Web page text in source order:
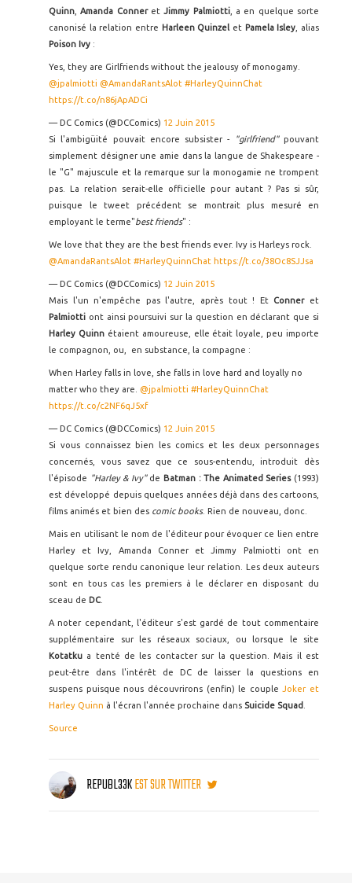
Quinn ,Amanda ConneretJimmy Palmiotti, a en quelque sorte
canonisé la relation entre Harleen Quinzel et Pamela Isley , alias
Poison Ivy :
Yes, they are Girlfriends without the jealousy of monogamy.
@jpalmiotti @AmandaRantsAlot #HarleyQuinnChat
https://t.co/n86jApADCi
— DC Comics (@DCComics) 12 Juin 2015
Si l'ambigüité pouvait encore subsister -
"girlfriend"pouvant
simplement désigner une amie dans la langue de Shakespeare -
le "G" majuscule et la remarque sur la monogamie ne trompent
pas. La relation serait-elle officielle pour autant ? Pas si sûr,
puisque le tweet précédent se montrait plus mesuré en
employant le terme"best friends" :
We love that they are the best friends ever. Ivy is Harleys rock.
@AmandaRantsAlot #HarleyQuinnChat https://t.co/38Oc8SJJsa
— DC Comics (@DCComics) 12 Juin 2015
Mais l'un n'empêche pas l'autre, après tout ! Et Conner et
Palmiotti ont ainsi poursuivi sur la question en déclarant que si
Harley Quinnétaient amoureuse, elle était loyale, peu importe
le compagnon, ou, en substance, la compagne :
When Harley falls in love, she falls in love hard and loyally no
matter who they are. @jpalmiotti #HarleyQuinnChat
https://t.co/c2NF6qJ5xf
— DC Comics (@DCComics) 12 Juin 2015
Si vous connaissez bien les comics et les deux personnages
concernés, vous savez que ce sous-entendu, introduit dès
l'épisode "Harley & Ivy" de Batman : The Animated Series(1993)
est développé depuis quelques années déjà dans des cartoons,
films animés et bien des comic books. Rien de nouveau, donc.
Mais en utilisant le nom de l'éditeur pour évoquer ce lien entre
Harley et Ivy, Amanda Conner et Jimmy Palmiotti ont en
quelque sorte rendu canonique leur relation. Les deux auteurs
sont en tous cas les premiers à le déclarer en disposant du
sceau de DC
A noter cependant, l'éditeur s'est gardé de tout commentaire
supplémentaire sur les réseaux sociaux, ou lorsque le site
Kotatku a tenté de les contacter sur la question. Mais il est
peut-être dans l'intérêt de DC de laisser la questions en
suspens puisque nous découvrirons (enfin) le coupleJoker et
Harley Quinn à l'écran l'année prochaine dans Suicide Squad
Source
REPUBL33KEST SUR TWITTER